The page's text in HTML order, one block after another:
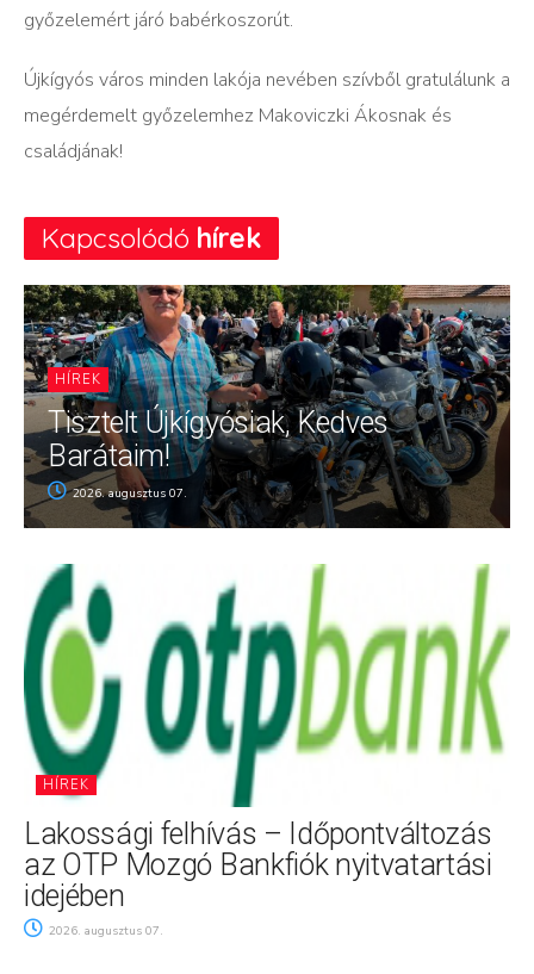
győzelemért járó babérkoszorút.
Újkígyós város minden lakója nevében szívből gratulálunk a
megérdemelt győzelemhez Makoviczki Ákosnak és
családjának!
Kapcsolódó hírek
HÍREK
Tisztelt Újkígyósiak, Kedves
Barátaim!
2026. augusztus 07.
HÍREK
Lakossági felhívás – Időpontváltozás
az OTP Mozgó Bankfiók nyitvatartási
idejében
2026. augusztus 07.